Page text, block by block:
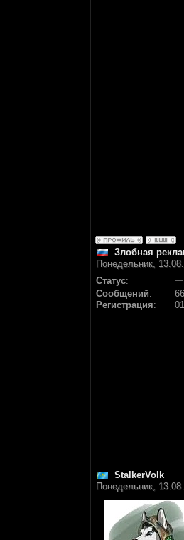
Злобная
Понедельник,
Статус:
Сообщений:
Регистрация:
StalkerVolk
Понедельник,